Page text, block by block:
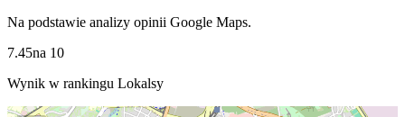
Na podstawie analizy opinii Google Maps.
7.45na 10
Wynik w rankingu Lokalsy